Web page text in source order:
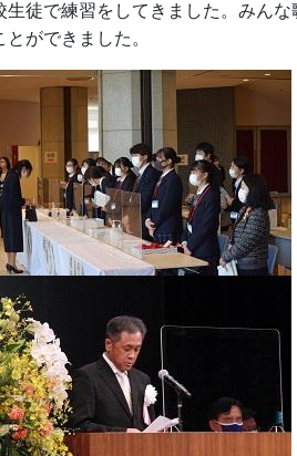
生徒で練習をしてきました。みん
ができました。